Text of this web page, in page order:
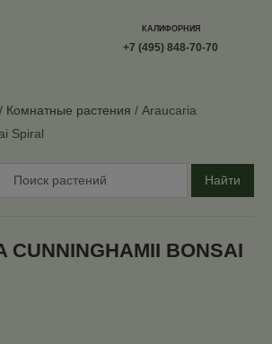
КАЛИФОРНИЯ
+7 (495) 848-70-70
Комнатные растения
Araucaria
Spiral
Найти
CUNNINGHAMII BONSAI